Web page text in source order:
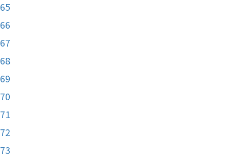
65
66
67
68
69
70
71
72
73